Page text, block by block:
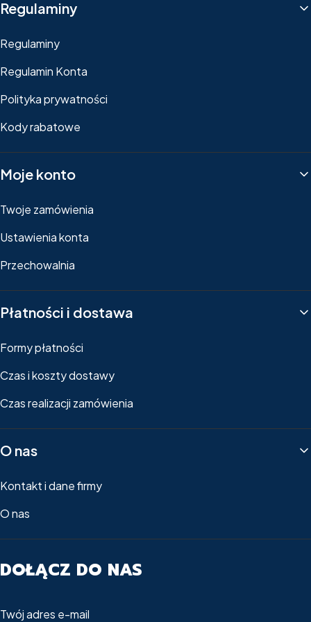
Regulaminy
Regulaminy
Regulamin Konta
Polityka prywatności
Kody rabatowe
Moje konto
Twoje zamówienia
Ustawienia konta
Przechowalnia
Płatności i dostawa
Formy płatności
Czas i koszty dostawy
Czas realizacji zamówienia
O nas
Kontakt i dane firmy
O nas
DOŁĄCZ DO NAS
Twój adres e-mail